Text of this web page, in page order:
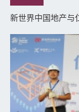
新世界中国地产与